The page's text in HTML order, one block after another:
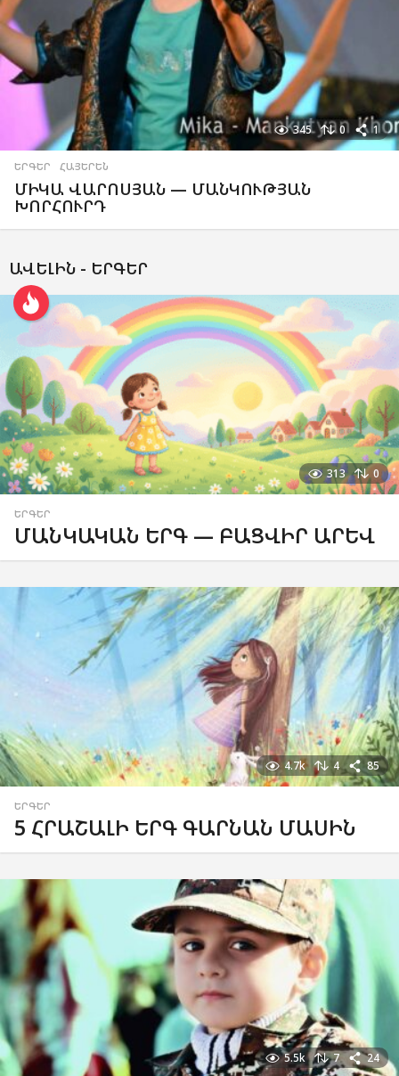
345 0 1
ԵՐԳԵՐ ,ՀԱՅԵՐԵՆ
ՄԻԿԱ ՎԱՐՈՍՅԱՆ — ՄԱՆԿՈՒԹՅԱՆ
ԽՈՐՀՈՒՐԴ
ԱՎԵԼԻՆ - ԵՐԳԵՐ
313 0
ԵՐԳԵՐ
ՄԱՆԿԱԿԱՆ ԵՐԳ — ԲԱՑՎԻՐ ԱՐԵՎ
4.7k 4 85
ԵՐԳԵՐ
5 ՀՐԱՇԱԼԻ ԵՐԳ ԳԱՐՆԱՆ ՄԱՍԻՆ
5.5k 7 24